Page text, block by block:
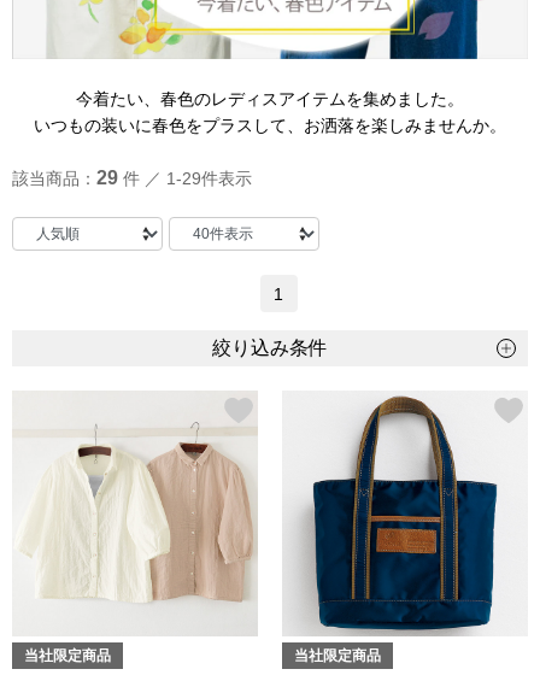
アクセサリー
ポロシャツ
ボトムス
パンツ／スラ
ショート･クロ
デニム
今着たい、春色のレディスアイテムを集めました。
いつもの装いに春色をプラスして、お洒落を楽しみませんか。
該当商品： 29 件 ／ 1-29件表示
1
絞り込み条件
当社限定商品 当社限定商品